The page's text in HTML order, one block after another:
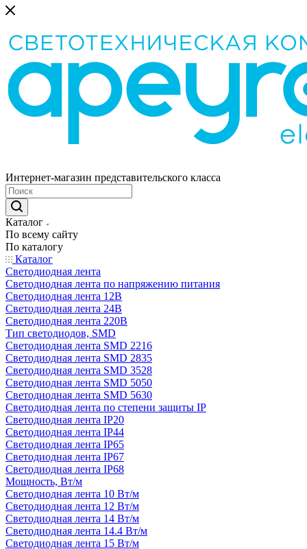
Интернет-магазин представительского класса
Каталог
По всему сайту
По каталогу
Каталог
Светодиодная лента
Светодиодная лента по напряжению питания
Светодиодная лента 12В
Светодиодная лента 24В
Светодиодная лента 220В
Тип светодиодов, SMD
Cветодиодная лента SMD 2216
Светодиодная лента SMD 2835
Светодиодная лента SMD 3528
Светодиодная лента SMD 5050
Светодиодная лента SMD 5630
Светодиодная лента по степени защиты IP
Светодиодная лента IP20
Светодиодная лента IP44
Светодиодная лента IP65
Светодиодная лента IP67
Светодиодная лента IP68
Мощность, Вт/м
Светодиодная лента 10 Вт/м
Светодиодная лента 12 Вт/м
Светодиодная лента 14 Вт/м
Светодиодная лента 14.4 Вт/м
Светодиодная лента 15 Вт/м